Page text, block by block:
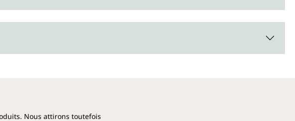
Nous attirons toutefois